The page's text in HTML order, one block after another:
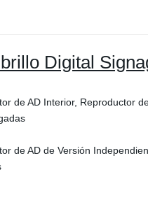
Digital
de AD Interior, Reproductor
de AD de Versión